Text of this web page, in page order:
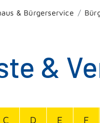
& Bürgerservice
&
C D E F